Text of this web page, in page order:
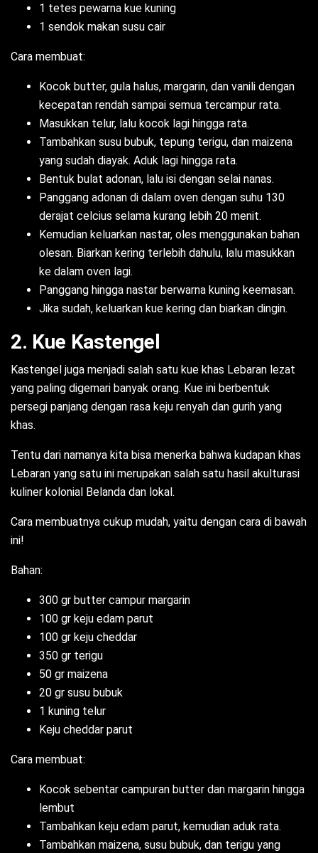
1 tetes pewarna kue kuning
1 sendok makan susu cair
Cara membuat:
Kocok butter, gula halus, margarin, dan vanili dengan
kecepatan rendah sampai semua tercampur rata.
Masukkan telur, lalu kocok lagi hingga rata.
Tambahkan susu bubuk, tepung terigu, dan maizena
yang sudah diayak. Aduk lagi hingga rata.
Bentuk bulat adonan, lalu isi dengan selai nanas.
Panggang adonan di dalam oven dengan suhu 130
derajat celcius selama kurang lebih 20 menit.
Kemudian keluarkan nastar, oles menggunakan bahan
olesan. Biarkan kering terlebih dahulu, lalu masukkan
ke dalam oven lagi.
Panggang hingga nastar berwarna kuning keemasan.
Jika sudah, keluarkan kue kering dan biarkan dingin.
2. Kue Kastengel
Kastengel juga menjadi salah satu kue khas Lebaran lezat
yang paling digemari banyak orang. Kue ini berbentuk
persegi panjang dengan rasa keju renyah dan gurih yang
khas.
Tentu dari namanya kita bisa menerka bahwa kudapan khas
Lebaran yang satu ini merupakan salah satu hasil akulturasi
kuliner kolonial Belanda dan lokal.
Cara membuatnya cukup mudah, yaitu dengan cara di bawah
ini!
Bahan:
300 gr butter campur margarin
100 gr keju edam parut
100 gr keju cheddar
350 gr terigu
50 gr maizena
20 gr susu bubuk
1 kuning telur
Keju cheddar parut
Cara membuat:
Kocok sebentar campuran butter dan margarin hingga
lembut
Tambahkan keju edam parut, kemudian aduk rata.
Tambahkan maizena, susu bubuk, dan terigu yang